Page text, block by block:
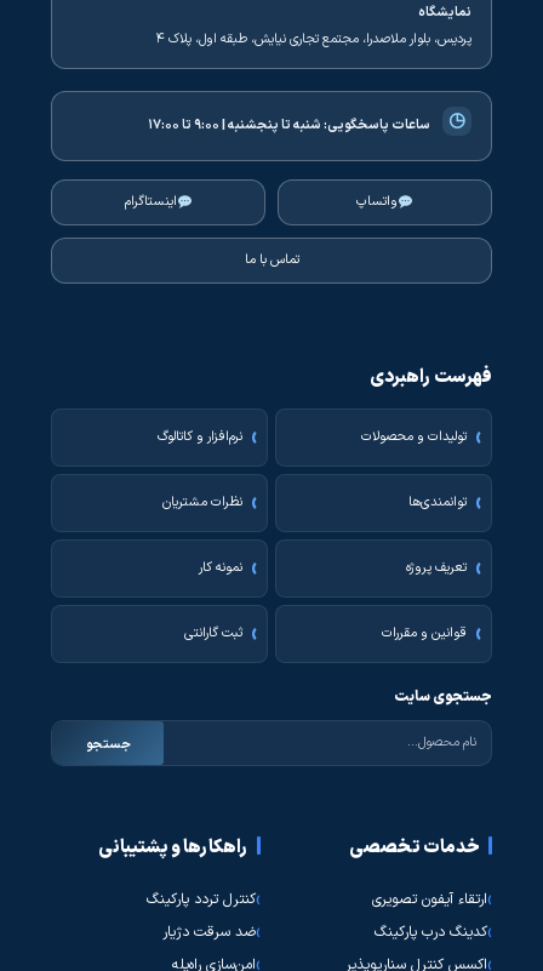
نمایشگاه
پردیس، بلوار ملاصدرا، مجتمع تجاری نیایش، طبقه اول، پلاک ۴
◷ ساعات پاسخگویی:شنبه تا پنجشنبه | ۹:۰۰ تا ۱۷:۰۰
واتساپ اینستاگرام
تماس با ما
فهرست راهبردی
تولیدات و محصولات نرم‌افزار و کاتالوگ
توانمندی‌ها نظرات مشتریان
تعریف پروژه نمونه کار
قوانین و مقررات ثبت گارانتی
جستجوی سایت
جستجو
خدمات تخصصی
ارتقاء آیفون تصویری
کدینگ درب پارکینگ
اکسس کنترل سناریوپذیر
راهکارها و پشتیبانی
کنترل تردد پارکینگ
ضد سرقت دژیار
امن‌سازی راه‌پله